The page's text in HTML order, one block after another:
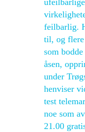
feilbarlig.
til, og flere
som
åsen,
under
henviser
test
noe som
21.00